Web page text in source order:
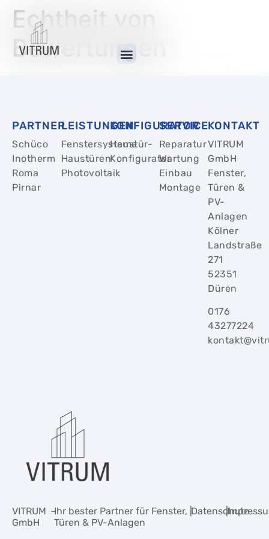
Echtheit von
Bewertungen
PARTNER
Schüco
Inotherm
Roma
Pirnar
LEISTUNGEN
Fenstersysteme
Haustüren
Photovoltaik
KONFIGURATOR
Haustür-
Konfigurator
SERVICE
Reparatur
Wartung
Einbau
Montage
KONTAKT
VITRUM
GmbH
Fenster,
Türen &
PV-
Anlagen
Kölner
Landstraße
271
52351
Düren
0176
43277224
VITRUM
GmbH
–Ihr bester Partner für Fenster,
Türen & PV-Anlagen
|Datenschutz
|